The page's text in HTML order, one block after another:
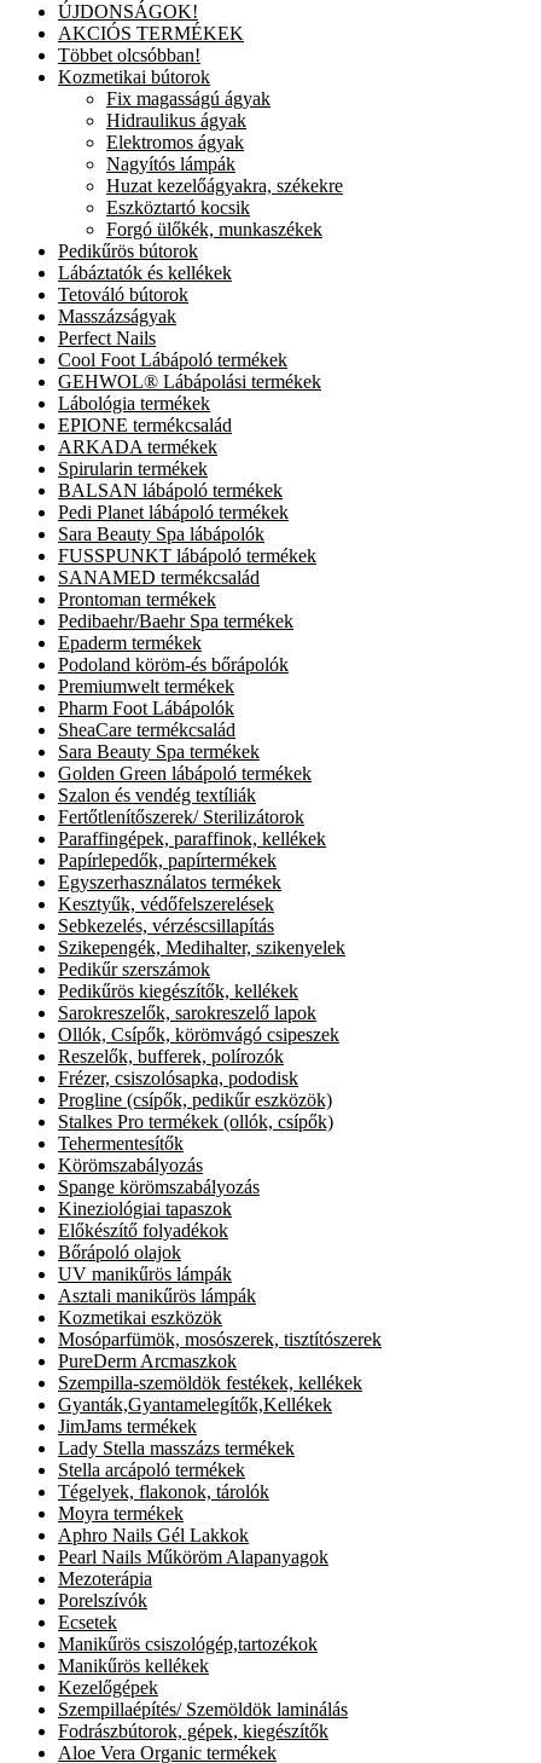
ÚJDONSÁGOK!
AKCIÓS TERMÉKEK
Többet olcsóbban!
Kozmetikai bútorok
Fix magasságú ágyak
Hidraulikus ágyak
Elektromos ágyak
Nagyítós lámpák
Huzat kezelőágyakra, székekre
Eszköztartó kocsik
Forgó ülőkék, munkaszékek
Pedikűrös bútorok
Lábáztatók és kellékek
Tetováló bútorok
Masszázságyak
Perfect Nails
Cool Foot Lábápoló termékek
GEHWOL® Lábápolási termékek
Lábológia termékek
EPIONE termékcsalád
ARKADA termékek
Spirularin termékek
BALSAN lábápoló termékek
Pedi Planet lábápoló termékek
Sara Beauty Spa lábápolók
FUSSPUNKT lábápoló termékek
SANAMED termékcsalád
Prontoman termékek
Pedibaehr/Baehr Spa termékek
Epaderm termékek
Podoland köröm-és bőrápolók
Premiumwelt termékek
Pharm Foot Lábápolók
SheaCare termékcsalád
Sara Beauty Spa termékek
Golden Green lábápoló termékek
Szalon és vendég textíliák
Fertőtlenítőszerek/ Sterilizátorok
Paraffingépek, paraffinok, kellékek
Papírlepedők, papírtermékek
Egyszerhasználatos termékek
Kesztyűk, védőfelszerelések
Sebkezelés, vérzéscsillapítás
Szikepengék, Medihalter, szikenyelek
Pedikűr szerszámok
Pedikűrös kiegészítők, kellékek
Sarokreszelők, sarokreszelő lapok
Ollók, Csípők, körömvágó csipeszek
Reszelők, bufferek, polírozók
Frézer, csiszolósapka, pododisk
Progline (csípők, pedikűr eszközök)
Stalkes Pro termékek (ollók, csípők)
Tehermentesítők
Körömszabályozás
Spange körömszabályozás
Kineziológiai tapaszok
Előkészítő folyadékok
Bőrápoló olajok
UV manikűrös lámpák
Asztali manikűrös lámpák
Kozmetikai eszközök
Mosóparfümök, mosószerek, tisztítószerek
PureDerm Arcmaszkok
Szempilla-szemöldök festékek, kellékek
Gyanták,Gyantamelegítők,Kellékek
JimJams termékek
Lady Stella masszázs termékek
Stella arcápoló termékek
Tégelyek, flakonok, tárolók
Moyra termékek
Aphro Nails Gél Lakkok
Pearl Nails Műköröm Alapanyagok
Mezoterápia
Porelszívók
Ecsetek
Manikűrös csiszológép,tartozékok
Manikűrös kellékek
Kezelőgépek
Szempillaépítés/ Szemöldök laminálás
Fodrászbútorok, gépek, kiegészítők
Aloe Vera Organic termékek